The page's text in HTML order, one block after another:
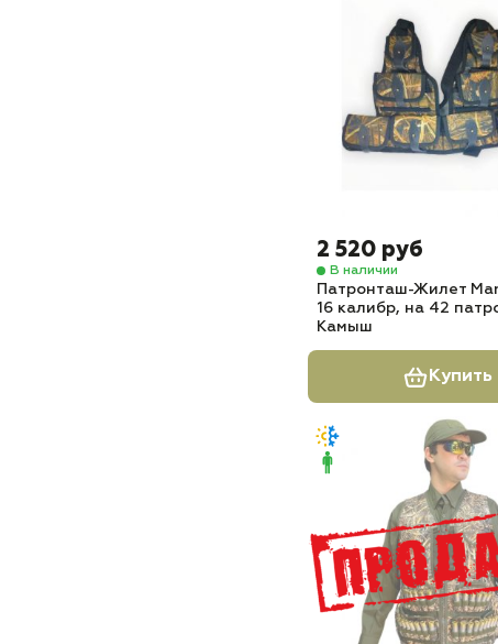
2 520 руб
В наличии
Патронташ-Жилет
16 калибр, на 42
Камыш
Купить